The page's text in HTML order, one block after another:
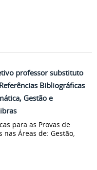
professor substituto
Bibliográficas
Gestão e
para as Provas de
Áreas de: Gestão,